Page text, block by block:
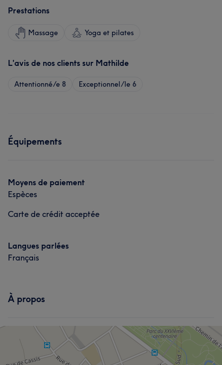
Prestations
Massage Yoga et pilates
L'avis de nos clients sur Mathilde
Attentionné/e 8 Exceptionnel/le 6
Équipements
Moyens de paiement
Espèces
Carte de crédit acceptée
Langues parlées
Français
À propos